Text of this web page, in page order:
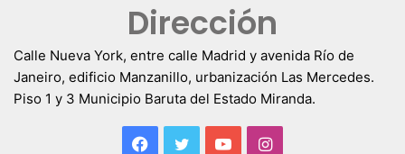
Dirección
Calle Nueva York, entre calle Madrid y avenida Río de
Janeiro, edificio Manzanillo, urbanización Las Mercedes.
Piso 1 y 3 Municipio Baruta del Estado Miranda.
Facebook
TwitterYouTubeInstagram